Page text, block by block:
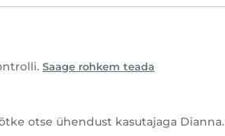
Saage rohkem teada
otse ühendust kasutajaga Dianna.